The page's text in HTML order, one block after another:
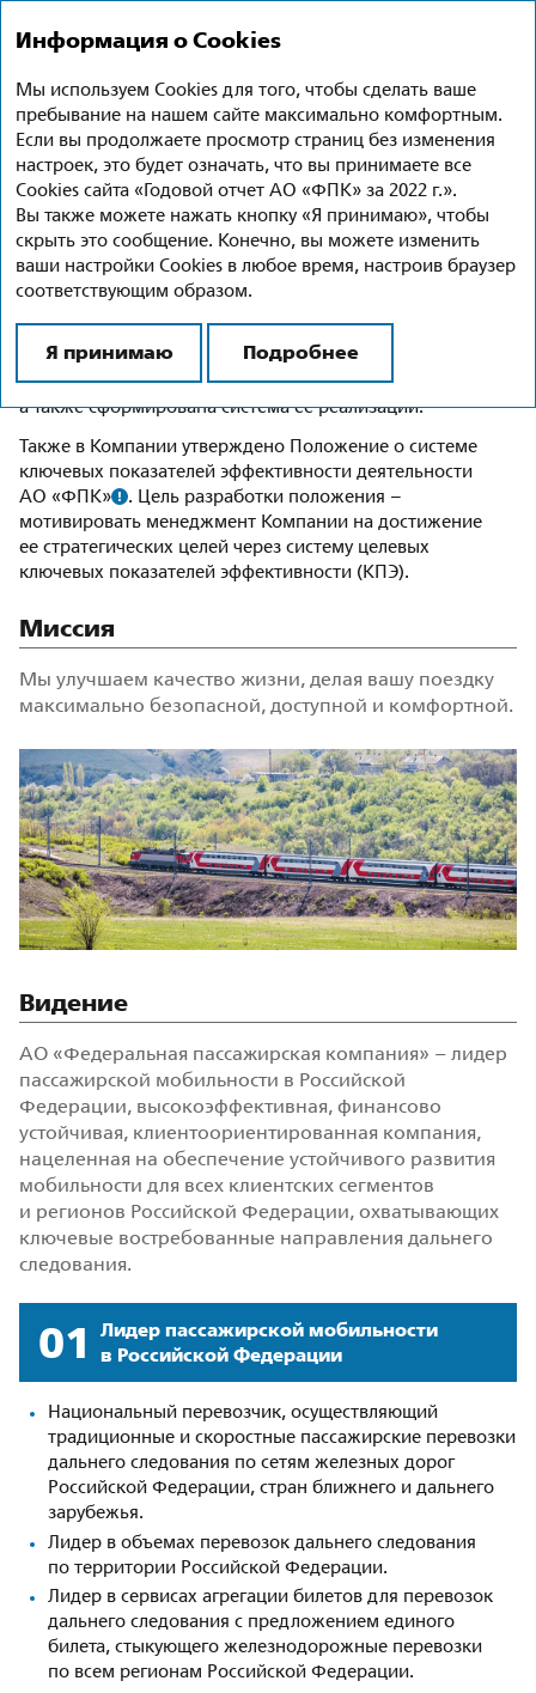
Стратегия
В целом деятельность АО «ФПК» как ключевой
бизнес-единицы материнской компании
сосредоточена на достижении целевых объемных
и финансово-экономических параметров,
заложенных в утвержденную Правительством
Российской Федерации Программу долгосрочного
В 2019 году в АО «ФПК» разработана и утверждена
Стратегия развития АО «ФПК» на периоддо 2030 года
а также сформирована система ее реализации.
Также в Компании утверждено Положение о системе
ключевых показателей эффективности деятельности
АО «ФПК»
. Цель разработки положения –
мотивировать менеджмент Компании на достижение
ее стратегических целей через систему целевых
ключевых показателей эффективности (КПЭ).
Миссия
Мы улучшаем качество жизни, делая вашу поездку
максимально безопасной, доступной и комфортной.
Видение
АО «Федеральная пассажирская компания» – лидер
пассажирской мобильности в Российской
Федерации, высокоэффективная, финансово
устойчивая, клиентоориентированная компания,
нацеленная на обеспечение устойчивого развития
мобильности для всех клиентских сегментов
и регионов Российской Федерации, охватывающих
ключевые востребованные направления дальнего
следования.
01
Лидер пассажирской мобильности
в Российской Федерации
Национальный перевозчик, осуществляющий
традиционные и скоростные пассажирские перевозки
дальнего следования по сетям железных дорог
Российской Федерации, стран ближнего и дальнего
зарубежья.
Лидер в объемах перевозок дальнего следования
по территории Российской Федерации.
Лидер в сервисах агрегации билетов для перевозок
дальнего следования с предложением единого
билета, стыкующего железнодорожные перевозки
по всем регионам Российской Федерации.
Информация о Cookies
Мы используем Cookies для того, чтобы сделать ваше
пребывание на нашем сайте максимально комфортным.
Если вы продолжаете просмотр страниц без изменения
настроек, это будет означать, что вы принимаете все
Cookies сайта «Годовой отчет АО «ФПК» за 2022 г.».
Вы также можете нажать кнопку «Я принимаю», чтобы
скрыть это сообщение. Конечно, вы можете изменить
ваши настройки Cookies в любое время, настроив браузер
соответствующим образом.
Я принимаю Подробнее